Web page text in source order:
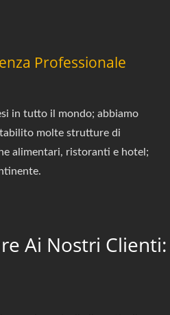
Professionale
in tutto il mondo; abbiamo
molte strutture di
alimentari, ristoranti e hotel;
Ai Nostri Clienti: